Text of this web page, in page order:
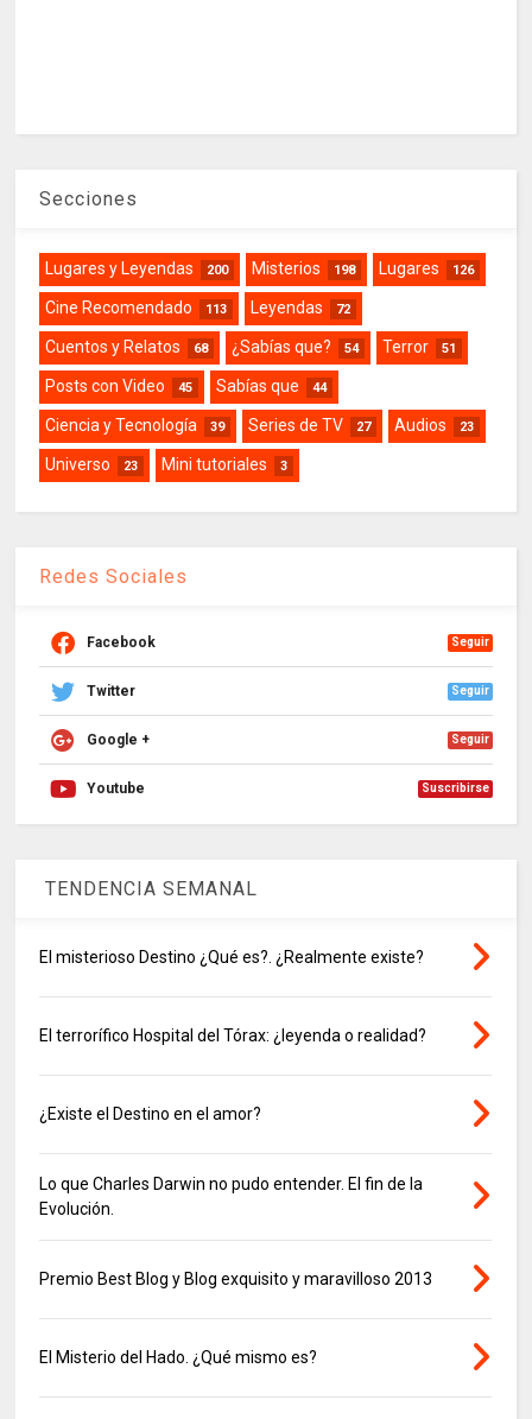
Secciones
Lugares y Leyendas 200 Misterios 198 Lugares 126
Cine Recomendado 113 Leyendas 72
Cuentos y Relatos 68 ¿Sabías que? 54 Terror 51
Posts con Video 45 Sabías que 44
Ciencia y Tecnología 39 Series de TV 27 Audios 23
Universo 23 Mini tutoriales 3
Redes Sociales
Facebook Seguir
Twitter Seguir
Google + Seguir
Youtube Suscribirse
TENDENCIA SEMANAL
El misterioso Destino ¿Qué es?. ¿Realmente existe?
El terrorífico Hospital del Tórax: ¿leyenda o realidad?
¿Existe el Destino en el amor?
Lo que Charles Darwin no pudo entender. El fin de la
Evolución.
Premio Best Blog y Blog exquisito y maravilloso 2013
El Misterio del Hado. ¿Qué mismo es?